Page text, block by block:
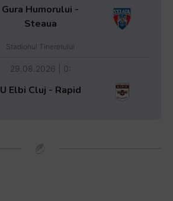
Gura Humorului -
Steaua
Stadionul Tineretului
29.08.2026 | 0:
U Elbi Cluj - Rapid